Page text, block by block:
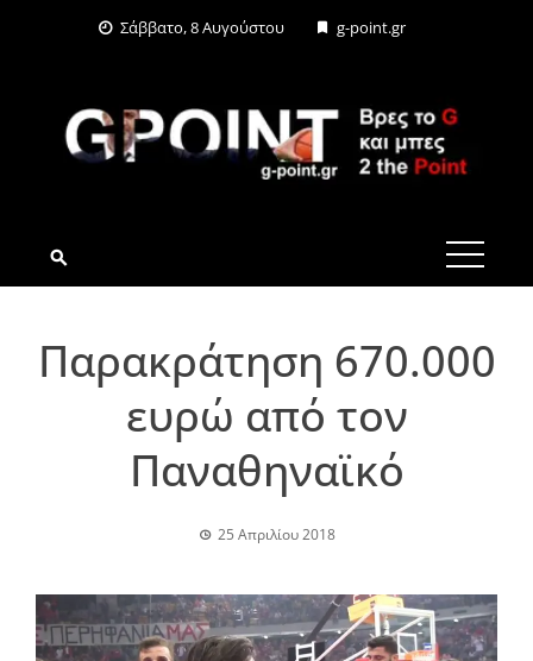
Σάββατο, 8 Αυγούστου g-point.gr
G-POINT.GR
Παρακράτηση 670.000
ευρώ από τον
Παναθηναϊκό
25 Απριλίου 2018